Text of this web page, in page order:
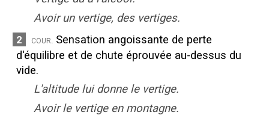
Avoir un vertige, des vertiges.
2 cour. Sensation angoissante de perte
d'équilibre et de chute éprouvée au-dessus du
vide.
L'altitude lui donne le vertige.
Avoir le vertige en montagne.